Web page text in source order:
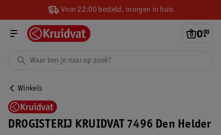
Voor 22:00 besteld, morgen in huis
0.
00
Winkels
DROGISTERIJ KRUIDVAT 7496 Den Helder